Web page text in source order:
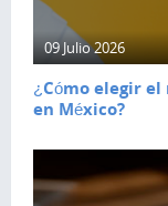
09 Julio 2026
¿Cómo elegir
en México?